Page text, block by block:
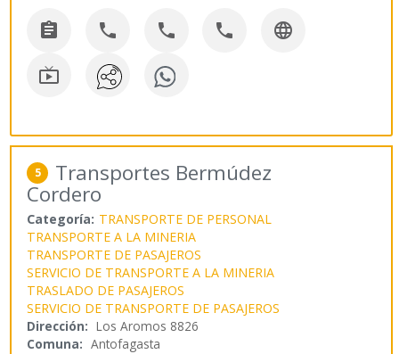
    

5 Transportes Bermúdez
Cordero
Categoría: TRANSPORTE DE PERSONAL
TRANSPORTE A LA MINERIA
TRANSPORTE DE PASAJEROS
SERVICIO DE TRANSPORTE A LA MINERIA
TRASLADO DE PASAJEROS
SERVICIO DE TRANSPORTE DE PASAJEROS
Dirección: Los Aromos 8826
Comuna: Antofagasta